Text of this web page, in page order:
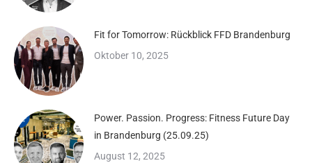
Fit for Tomorrow: Rückblick FFD Brandenburg
Oktober 10, 2025
Power. Passion. Progress: Fitness Future Day
in Brandenburg (25.09.25)
August 12, 2025